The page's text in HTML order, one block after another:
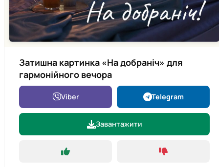
Затишна картинка «На добраніч» для
гармонійного вечора
Viber Telegram
Завантажити